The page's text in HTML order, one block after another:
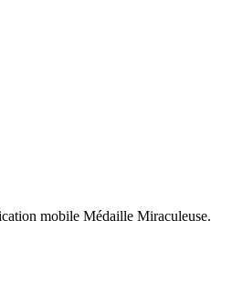
mobile Médaille Miraculeuse.